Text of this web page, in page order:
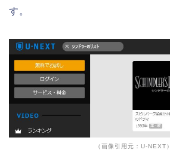
す。
（画像引用元：U-NEXT）